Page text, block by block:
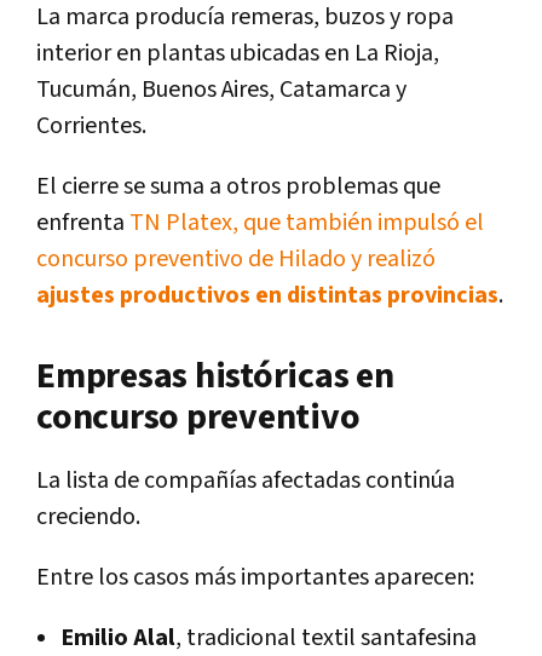
La marca producía remeras, buzos y ropa
interior en plantas ubicadas en La Rioja,
Tucumán, Buenos Aires, Catamarca y
Corrientes.
El cierre se suma a otros problemas que
enfrenta TN Platex, que también impulsó el
concurso preventivo de Hilado y realizó
ajustes productivos en distintas provincias.
Empresas históricas en
concurso preventivo
La lista de compañías afectadas continúa
creciendo.
Entre los casos más importantes aparecen:
Emilio Alal, tradicional textil santafesina